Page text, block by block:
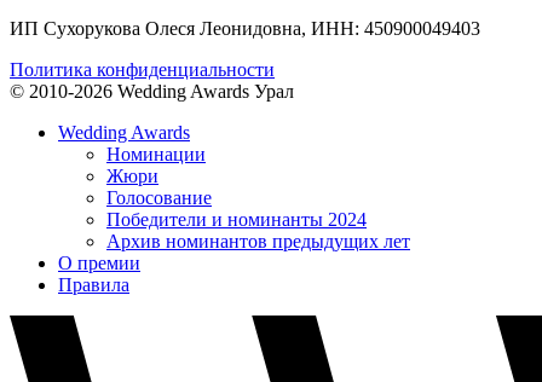
ИП Сухорукова Олеся Леонидовна, ИНН: 450900049403
Политика конфиденциальности
© 2010-2026 Wedding Awards Урал
Wedding Awards
Номинации
Жюри
Голосование
Победители и номинанты 2024
Архив номинантов предыдущих лет
О премии
Правила